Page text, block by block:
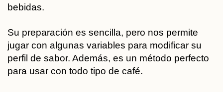
bebidas.
Su preparación es sencilla, pero nos permite
jugar con algunas variables para modificar su
perfil de sabor. Además, es un método perfecto
para usar con todo tipo de café.